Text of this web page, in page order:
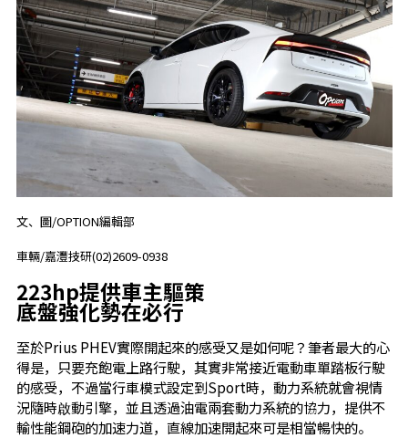
文、圖/OPTION編輯部
車輛/嘉灃技研(02)2609-0938
223hp提供車主驅策
底盤強化勢在必行
至於Prius PHEV實際開起來的感受又是如何呢？筆者最大的心
得是，只要充飽電上路行駛，其實非常接近電動車單踏板行駛
的感受，不過當行車模式設定到Sport時，動力系統就會視情
況隨時啟動引擎，並且透過油電兩套動力系統的協力，提供不
輸性能鋼砲的加速力道，直線加速開起來可是相當暢快的。